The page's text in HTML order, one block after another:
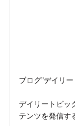
ブログ”デイリ
デイリートピッ
テンツを発信す